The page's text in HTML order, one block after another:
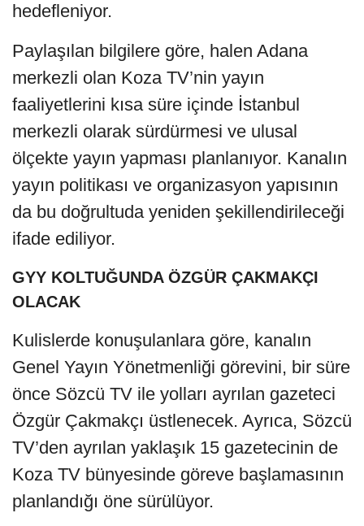
hedefleniyor.
Paylaşılan bilgilere göre, halen Adana
merkezli olan Koza TV’nin yayın
faaliyetlerini kısa süre içinde İstanbul
merkezli olarak sürdürmesi ve ulusal
ölçekte yayın yapması planlanıyor. Kanalın
yayın politikası ve organizasyon yapısının
da bu doğrultuda yeniden şekillendirileceği
ifade ediliyor.
GYY KOLTUĞUNDA ÖZGÜR ÇAKMAKÇI
OLACAK
Kulislerde konuşulanlara göre, kanalın
Genel Yayın Yönetmenliği görevini, bir süre
önce Sözcü TV ile yolları ayrılan gazeteci
Özgür Çakmakçı üstlenecek. Ayrıca, Sözcü
TV’den ayrılan yaklaşık 15 gazetecinin de
Koza TV bünyesinde göreve başlamasının
planlandığı öne sürülüyor.